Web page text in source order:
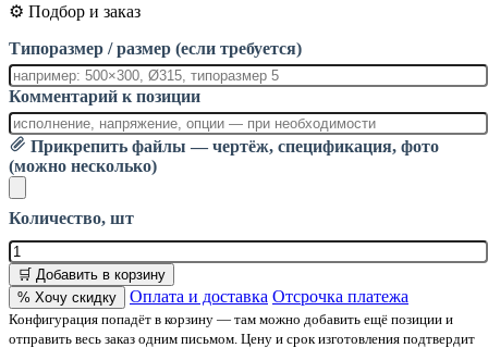
⚙️ Подбор и заказ
Типоразмер / размер (если требуется)
Комментарий к позиции
Прикрепить файлы — чертёж, спецификация, фото
(можно несколько)
Количество, шт
🛒 Добавить в корзину
% Хочу скидку
Оплата и доставка Отсрочка платежа
Конфигурация попадёт в корзину — там можно добавить ещё позиции и
отправить весь заказ одним письмом. Цену и срок изготовления подтвердит